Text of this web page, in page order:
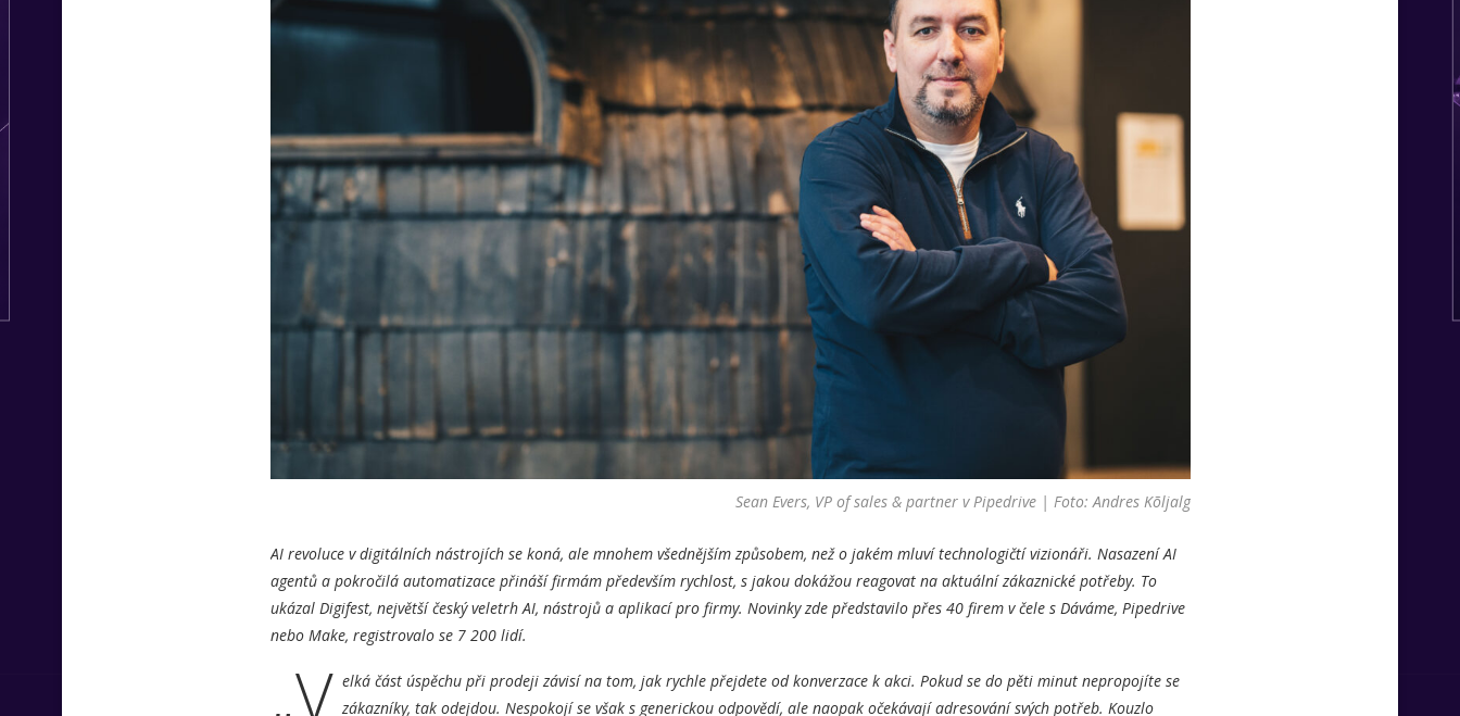
Sean Evers, VP of sales & partner v Pipedrive | Foto: Andres Kõljalg
AI revoluce v digitálních nástrojích se koná, ale mnohem všednějším způsobem, než o jakém mluví technologičtí vizionáři. Nasazení AI
agentů a pokročilá automatizace přináší firmám především rychlost, s jakou dokážou reagovat na aktuální zákaznické potřeby. To
ukázal Digifest, největší český veletrh AI, nástrojů a aplikací pro firmy. Novinky zde představilo přes 40 firem v čele s Dáváme, Pipedrive
nebo Make, registrovalo se 7 200 lidí.
„V elká část úspěchu při prodeji závisí na tom, jak rychle přejdete od konverzace k akci. Pokud se do pěti minut nepropojíte se
zákazníky, tak odejdou. Nespokojí se však s generickou odpovědí, ale naopak očekávají adresování svých potřeb. Kouzlo